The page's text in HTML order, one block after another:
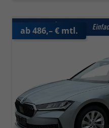
ab 486,– € mtl.